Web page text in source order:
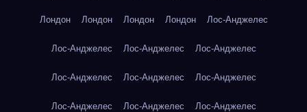
Лондон Лондон Лондон Лондон Лос-Анджелес
Лос-Анджелес Лос-Анджелес Лос-Анджелес
Лос-Анджелес Лос-Анджелес Лос-Анджелес
Лос-Анджелес Лос-Анджелес Лос-Анджелес